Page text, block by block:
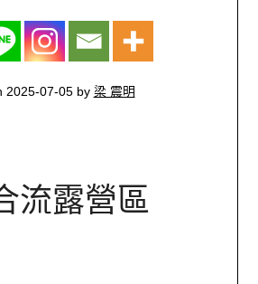
2025-07-05 by 梁 震明
流露營區